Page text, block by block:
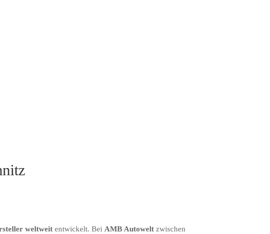
weltweit entwickelt. Bei AMB Autowelt zwischen